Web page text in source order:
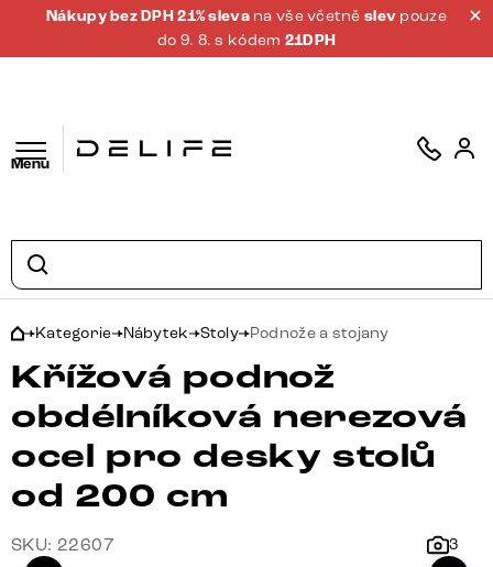
Nákupy bez DPH 21% sleva na vše včetněslev pouze
do 9. 8. s kódem 21DPH
Menu
Kategorie Nábytek Stoly Podnože a stojany
Křížová podnož
obdélníková nerezová
ocel pro desky stolů
od 200 cm
SKU: 22607 3